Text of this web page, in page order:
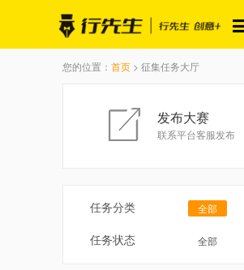
您的位置： 首页 > 征集任务大厅
发布大赛
联系平台客服发布
任务分类 全部
任务状态 全部